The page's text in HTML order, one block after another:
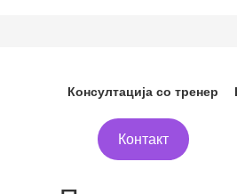
Консултација со тренер
Контакт